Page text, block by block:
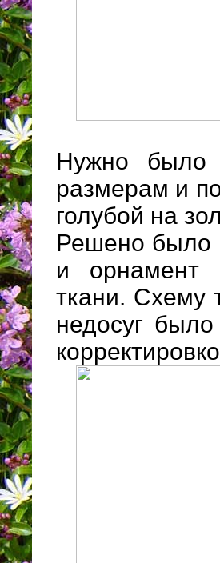
Нужно было
размерам и
голубой на
Решено было
и орнамент
ткани. Схему
недосуг